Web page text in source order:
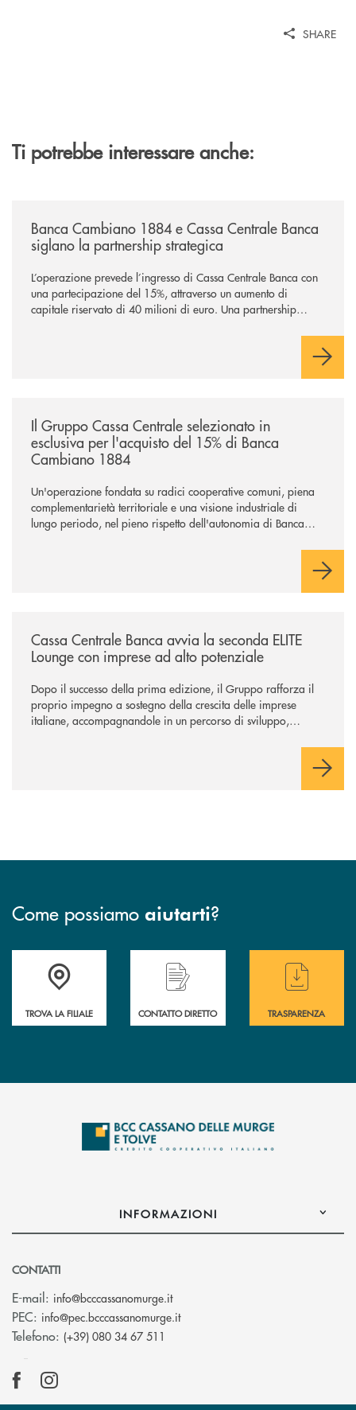
SHARE
Ti potrebbe interessare anche:
Banca Cambiano 1884 e Cassa Centrale Banca
siglano la partnership strategica
L’operazione prevede l’ingresso di Cassa Centrale Banca con
una partecipazione del 15%, attraverso un aumento di
capitale riservato di 40 milioni di euro. Una partnership
comuni e sulla prossimità ai territori, per ampliare l’offerta e
Il Gruppo Cassa Centrale selezionato in
esclusiva per l'acquisto del 15% di Banca
Cambiano 1884
Un'operazione fondata su radici cooperative comuni, piena
complementarietà territoriale e una visione industriale di
lungo periodo, nel pieno rispetto dell'autonomia di Banca
negoziazione esclusiva per la finalizzazione dell’operazione.
Cassa Centrale Banca avvia la seconda ELITE
Lounge con imprese ad alto potenziale
Dopo il successo della prima edizione, il Gruppo rafforza il
proprio impegno a sostegno della crescita delle imprese
italiane, accompagnandole in un percorso di sviluppo,
Come possiamo aiutarti?
Accedi all' elenco completo delle filiali
TROVA LA FILIALE
Hai bisogno di assistenza immediata ?
CONTATTO DIRETTO
Hai bisogno di
TRASPARENZA
INFORMAZIONI
CONTATTI
E-mail: info@bcccassanomurge.it(si apre l’app di posta elettronica)
PEC: info@pec.bcccassanomurge.it(si apre l’app di posta
Telefono: (+39) 080 34 67 511